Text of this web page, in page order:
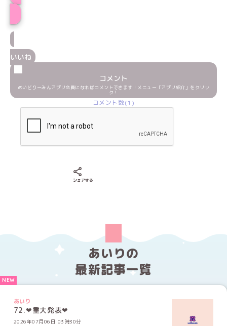
いいね
コメント
めいどりーみんアプリ会員になればコメントできます！メニュー「アプリ紹介」をクリッ
ク！
コメント数(1)
シェアする
あいりの
最新記事一覧
あいり
72.❤︎重大発表❤︎
2026年07月06日 03時30分